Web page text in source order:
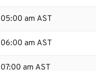
05:00 am AST
06:00 am AST
07:00 am AST